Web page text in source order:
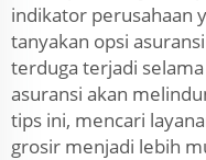
indikator perusahaan
tanyakan opsi
terduga terjadi
asuransi akan
tips ini, mencari
grosir menjadi lebih